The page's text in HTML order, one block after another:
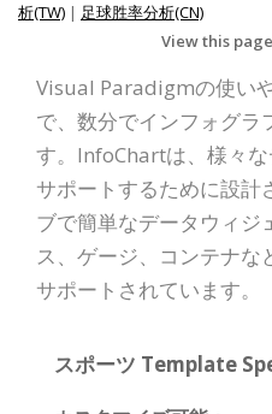
析(TW) | 足球胜率分析(CN)
View this
Visual Paradigmの使い
で、数分でインフォグラ
す。InfoChartは、様々
サポートするために設計
ブで簡単なデータウィジ
ス、ゲージ、コンテナな
サポートされています。
スポーツ Template